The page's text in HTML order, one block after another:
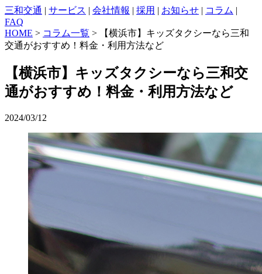
三和交通 | サービス | 会社情報 | 採用 | お知らせ | コラム |
FAQ
HOME > コラム一覧 > 【横浜市】キッズタクシーなら三和
交通がおすすめ！料金・利用方法など
【横浜市】キッズタクシーなら三和交
通がおすすめ！料金・利用方法など
2024/03/12